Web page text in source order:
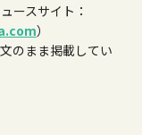
ースサイト：
）
のまま掲載してい